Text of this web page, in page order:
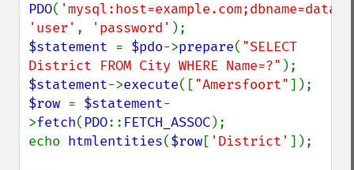
PDO(
'user' , 'password'
$statement = $pdo->prepare( "SELECT
District FROM City WHERE Name=?"
$statement->execute(["Amersfoort"
$row = $statement-
>fetch( PDO:: FETCH_ASSOC);
echo htmlentities($row[ 'District' ]);